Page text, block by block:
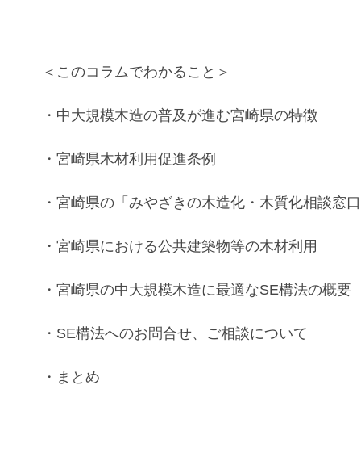
＜このコラムでわかること＞
・ 中大規模木造の普及が進む宮崎県の特徴
・宮崎県木材利用促進条例
・宮崎県の 「みやざきの木造化・木質化相談窓口
・宮崎県における公共建築物等の木材利用
・宮崎県の中大規模木造に最適なSE構法の概要
・ SE構法へのお問合せ、ご相談について
・まとめ